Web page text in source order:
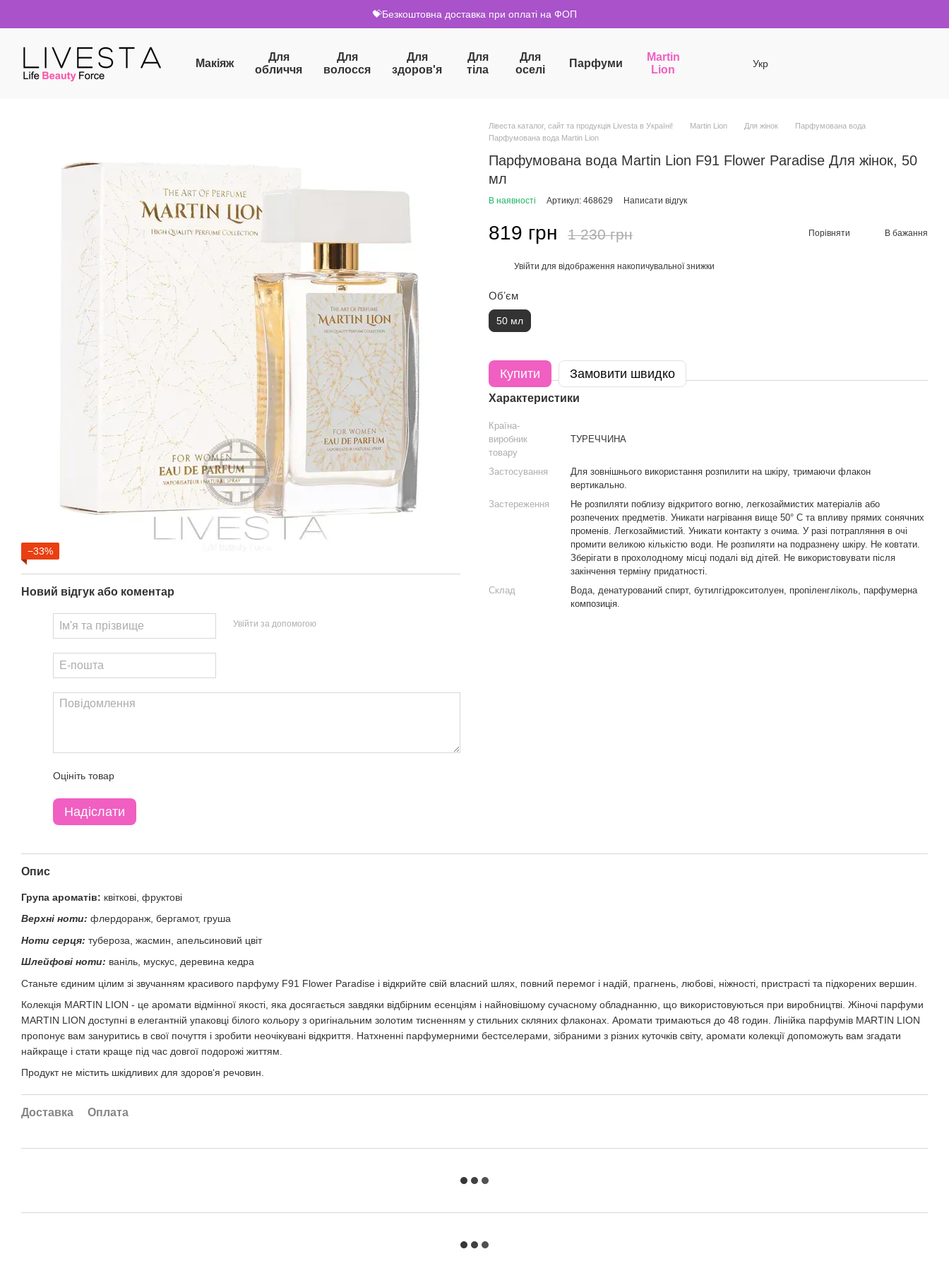
💝Безкоштовна доставка при оплаті на ФОП
Макіяж
Для
обличчя
Для
волосся
Для
здоров'я
Для
тіла
Для
оселі
Парфуми
Martin
Lion
Укр
−33%
Новий відгук або коментар
Увійти за допомогою
Оцініть товар
Надіслати
Лівеста каталог, сайт та продукція Livesta в Україні! Martin Lion Для жінок
Парфумована вода
Парфумована вода Martin Lion
Парфумована вода Martin Lion F91 Flower Paradise Для жінок, 50
мл
В наявності Артикул: 468629 Написати відгук
819 грн 1 230 грн Порівняти В бажання
Увійти для відображення накопичувальної знижки
Обʼєм
50 мл
Купити Замовити швидко
Характеристики
Країна-
виробник
товару
ТУРЕЧЧИНА
Застосування
Для зовнішнього використання розпилити на шкіру, тримаючи флакон
вертикально.
Застереження
Не розпиляти поблизу відкритого вогню, легкозаймистих матеріалів або
розпечених предметів. Уникати нагрівання вище 50° С та впливу прямих сонячних
променів. Легкозаймистий. Уникати контакту з очима. У разі потрапляння в очі
промити великою кількістю води. Не розпиляти на подразнену шкіру. Не ковтати.
Зберігати в прохолодному місці подалі від дітей. Не використовувати після
закінчення терміну придатності.
Склад
Вода, денатурований спирт, бутилгідрокситолуен, пропіленгліколь, парфумерна
композиція.
Опис
Група ароматів: квіткові, фруктові
Верхні ноти: флердоранж, бергамот, груша
Ноти серця: тубероза, жасмин, апельсиновий цвіт
Шлейфові ноти: ваніль, мускус, деревина кедра
Станьте єдиним цілим зі звучанням красивого парфуму F91 Flower Paradise і відкрийте свій власний шлях, повний перемог і надій, прагнень, любові, ніжності, пристрасті та підкорених вершин.
Колекція MARTIN LION - це аромати відмінної якості, яка досягається завдяки відбірним есенціям і найновішому сучасному обладнанню, що використовуються при виробництві. Жіночі парфуми
MARTIN LION доступні в елегантній упаковці білого кольору з оригінальним золотим тисненням у стильних скляних флаконах. Аромати тримаються до 48 годин. Лінійка парфумів MARTIN LION
пропонує вам зануритись в свої почуття і зробити неочікувані відкриття. Натхненні парфумерними бестселерами, зібраними з різних куточків світу, аромати колекції допоможуть вам згадати
найкраще і стати краще під час довгої подорожі життям.
Продукт не містить шкідливих для здоров‘я речовин.
Доставка Оплата